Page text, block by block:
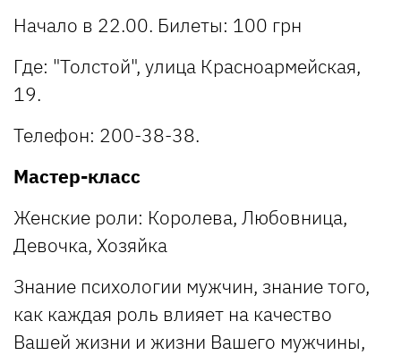
Начало в 22.00. Билеты: 100 грн
Где: "Толстой", улица Красноармейская,
19.
Телефон: 200-38-38.
Мастер-класс
Женские роли: Королева, Любовница,
Девочка, Хозяйка
Знание психологии мужчин, знание того,
как каждая роль влияет на качество
Вашей жизни и жизни Вашего мужчины,